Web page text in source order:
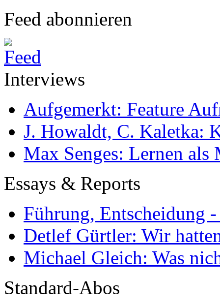
Feed abonnieren
Interviews
Aufgemerkt: Feature
J. Howaldt, C. Kaletka:
Max Senges: Lernen als
Essays & Reports
Führung, Entscheidung
Detlef Gürtler: Wir
Michael Gleich: Was
Standard-Abos